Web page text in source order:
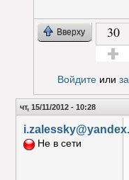
Вверху 30
Войдитеили
чт, 15/11/2012 - 10:28
Не в сети